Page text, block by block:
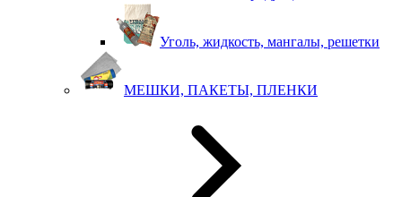
Уголь, жидкость, мангалы, решетки
МЕШКИ, ПАКЕТЫ, ПЛЕНКИ